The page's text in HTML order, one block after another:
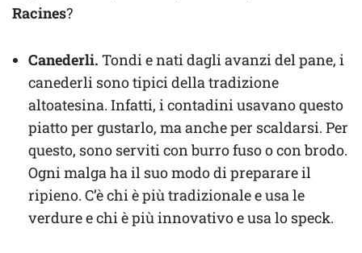
Racines?
Canederli. Tondi e nati dagli avanzi del pane, i
canederli sono tipici della tradizione
altoatesina. Infatti, i contadini usavano questo
piatto per gustarlo, ma anche per scaldarsi. Per
questo, sono serviti con burro fuso o con brodo.
Ogni malga ha il suo modo di preparare il
ripieno. C’è chi è più tradizionale e usa le
verdure e chi è più innovativo e usa lo speck.